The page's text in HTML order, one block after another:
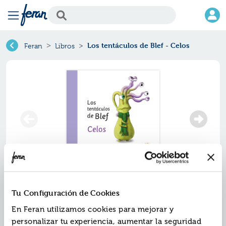
Tu Configuración de Cookies
En Feran utilizamos cookies para mejorar y
personalizar tu experiencia, aumentar la seguridad
Feran Libros Los tentáculos de Blef - Celos